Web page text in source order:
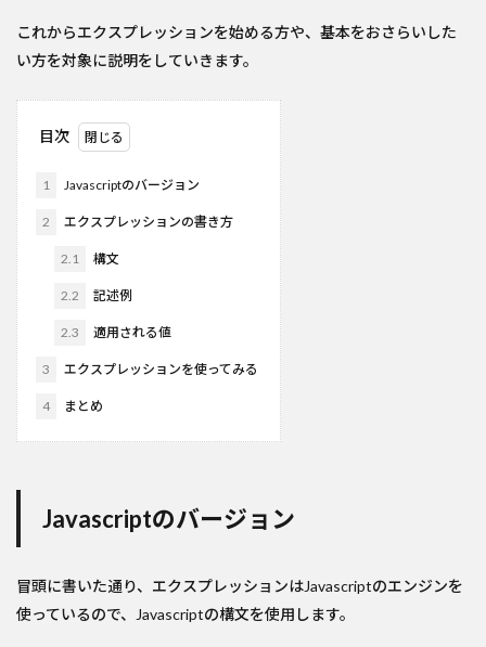
これからエクスプレッションを始める方や、基本をおさらいした
い方を対象に説明をしていきます。
目次
1 Javascriptのバージョン
2 エクスプレッションの書き方
2.1 構文
2.2 記述例
2.3 適用される値
3 エクスプレッションを使ってみる
4 まとめ
Javascriptのバージョン
冒頭に書いた通り、エクスプレッションはJavascriptのエンジンを
使っているので、Javascriptの構文を使用します。